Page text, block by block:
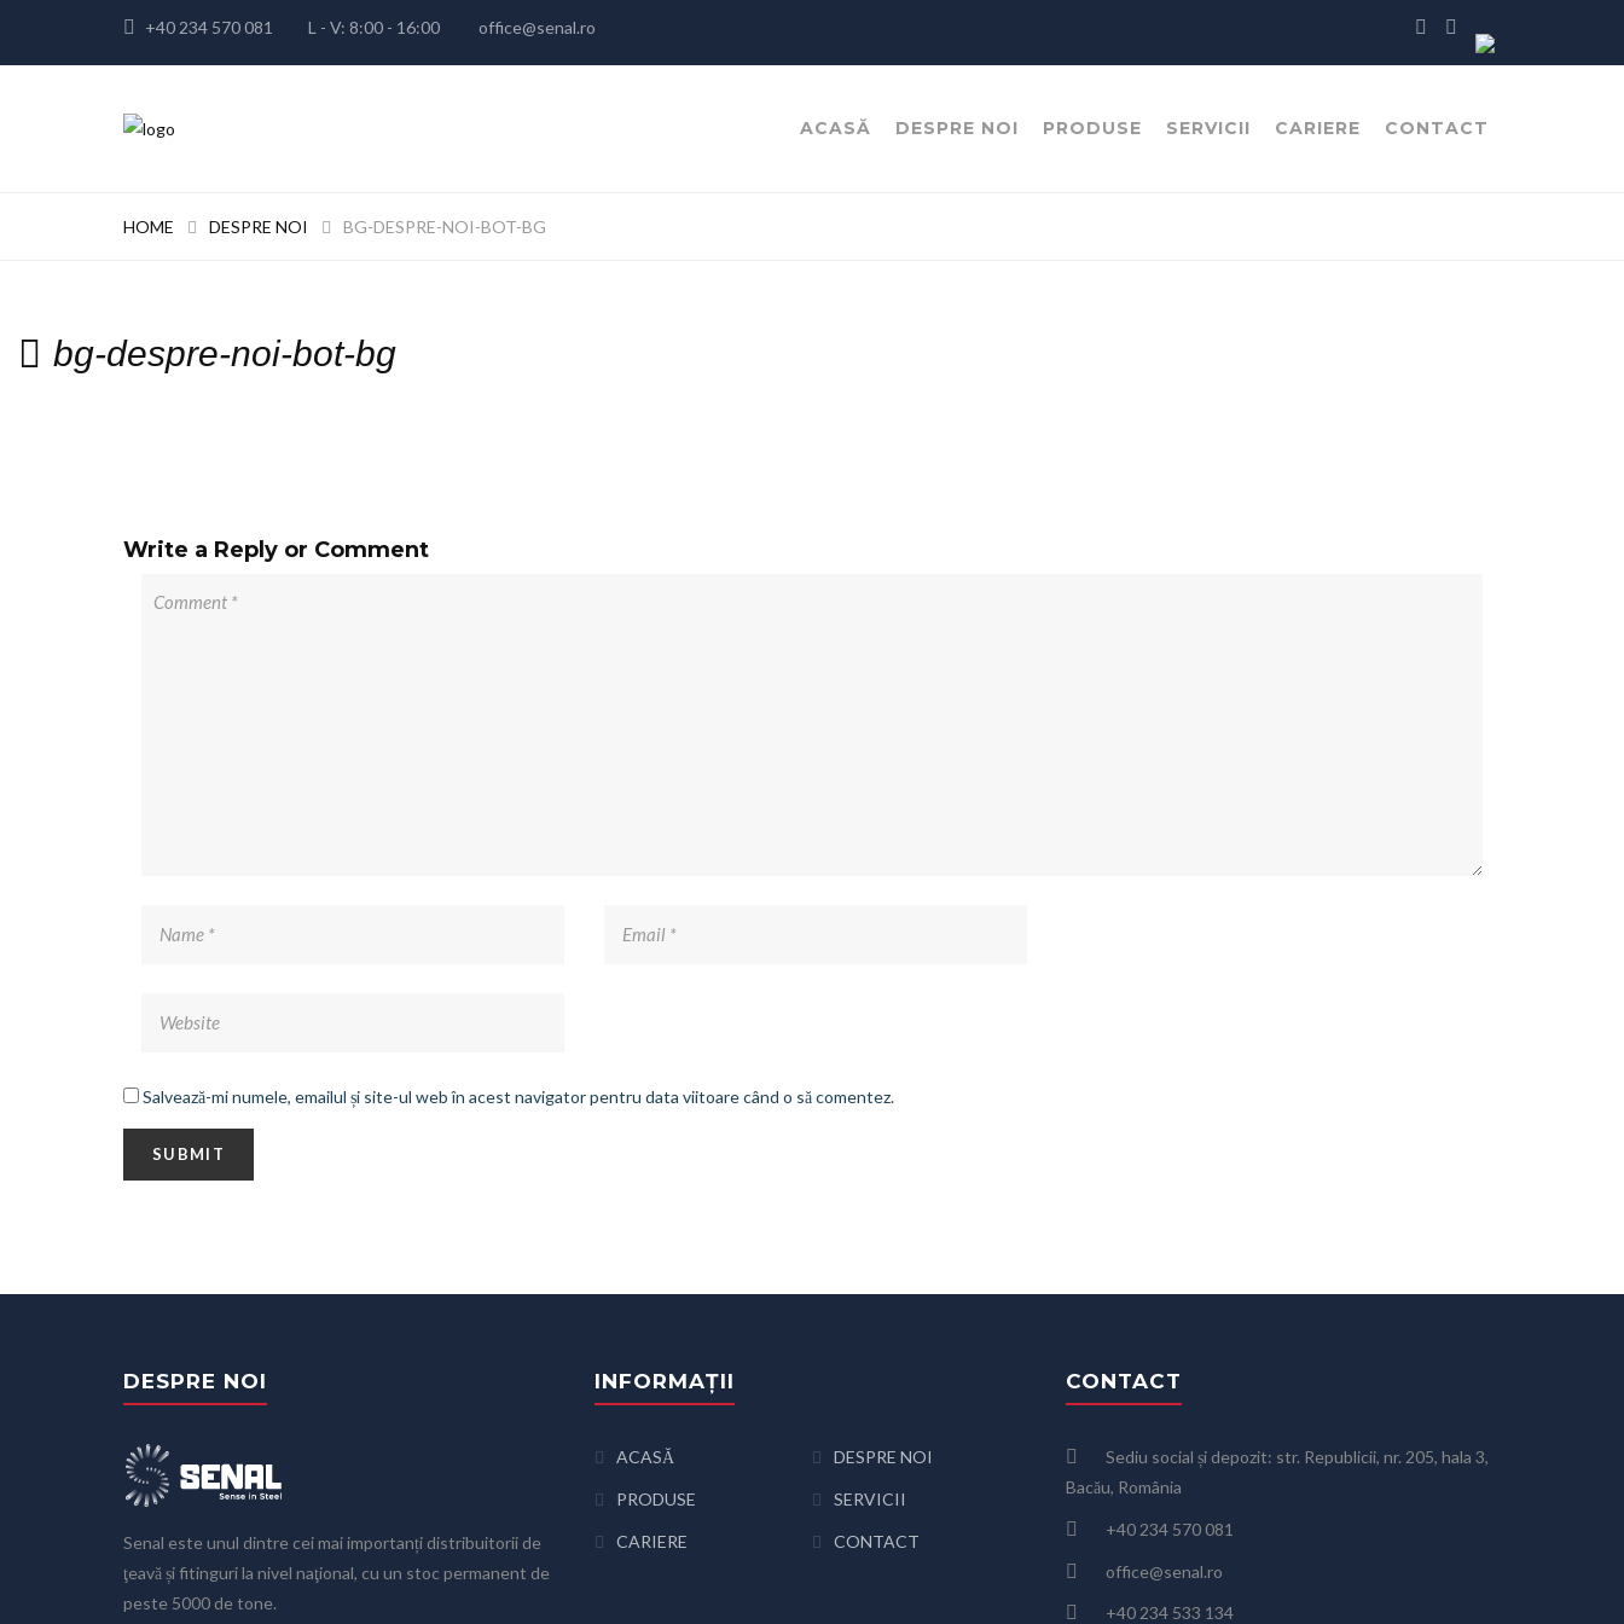
+40 234 570 081 L - V: 8:00 - 16:00 office@senal.ro
ACASĂ DESPRE NOI PRODUSE SERVICII CARIERE CONTACT
HOME DESPRE NOI BG-DESPRE-NOI-BOT-BG
bg-despre-noi-bot-bg
Write a Reply or Comment
Salvează-mi numele, emailul și site-ul web în acest navigator pentru data viitoare când o să comentez.
DESPRE NOI
Senal este unul dintre cei mai importanți distribuitorii de
ţeavă și fitinguri la nivel naţional, cu un stoc permanent de
peste 5000 de tone.
INFORMAȚII
ACASĂ DESPRE NOI
PRODUSE SERVICII
CARIERE CONTACT
CONTACT
Sediu social și depozit: str. Republicii, nr. 205, hala 3,
Bacău, România
+40 234 570 081
office@senal.ro
+40 234 533 134